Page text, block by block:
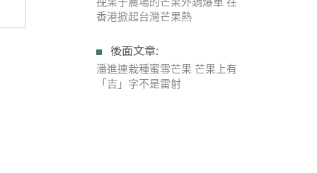
香港掀起台灣芒果熱
後面文章:
潘進連栽種蜜雪芒果 芒果上有
「吉」字不是雷射